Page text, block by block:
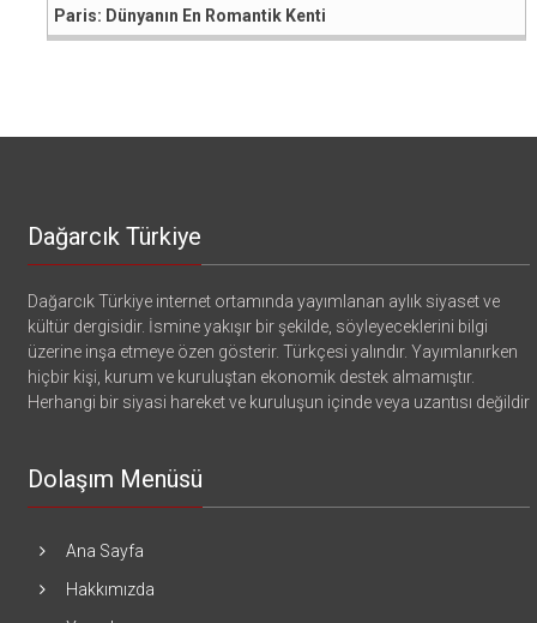
Paris: Dünyanın En Romantik Kenti
Dağarcık Türkiye
Dağarcık Türkiye internet ortamında yayımlanan aylık siyaset ve
kültür dergisidir. İsmine yakışır bir şekilde, söyleyeceklerini bilgi
üzerine inşa etmeye özen gösterir. Türkçesi yalındır. Yayımlanırken
hiçbir kişi, kurum ve kuruluştan ekonomik destek almamıştır.
Herhangi bir siyasi hareket ve kuruluşun içinde veya uzantısı değildir
Dolaşım Menüsü
Ana Sayfa
Hakkımızda